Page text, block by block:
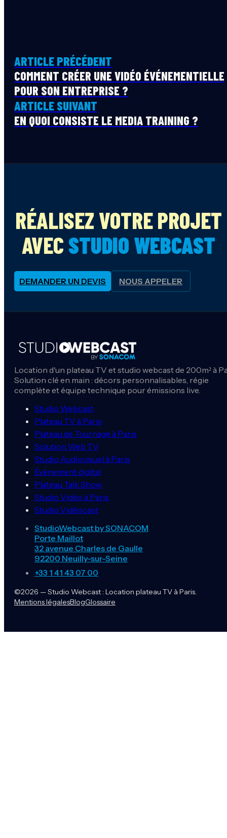
ARTICLE PRÉCÉDENT
COMMENT CRÉER UNE VIDÉO ÉVÉNEMENTIELLE
POUR SON ENTREPRISE ?
ARTICLE SUIVANT
EN QUOI CONSISTE LE MEDIA TRAINING ?
RÉALISEZ VOTRE PROJET
AVEC STUDIO WEBCAST
DEMANDER UN DEVIS NOUS APPELER
Location d'un plateau TV et studio webcast de 200m² à
Solution clé en main : décors personnalisables, régie
complète et équipe technique pour émissions live.
Studio Webcast
Plateau TV à Paris
Plateau de Tournage à Paris
Solution Web TV
Studio Audiovisuel à Paris
Événement digital
Plateau Talk Show
Studio Vidéo à Paris
Studio Vidéocast
StudioWebcast by SONACOM
Porte Maillot
32 avenue Charles de Gaulle
92200 Neuilly-sur-Seine
+33 1 41 43 07 00
©2026 — Studio Webcast : Location plateau TV à Paris.
Mentions légalesBlogGlossaire